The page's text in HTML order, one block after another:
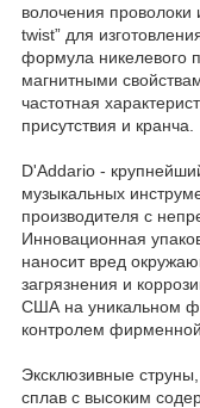
волочения
twist” для
формула никелевого
магнитными
частотная
присутствия и кранча.
D'Addario -
музыкальных
производителя с
Инновационная
наносит вред
загрязнения и
США на уникальном
контролем
Эксклюзивные
сплав с высоким